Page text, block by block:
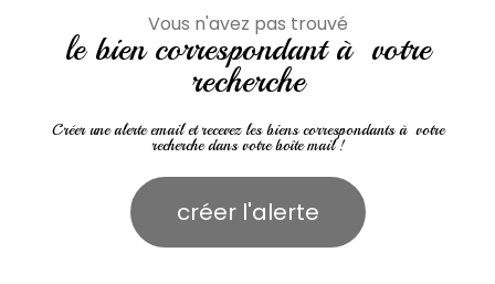
Vous n'avez pas trouvé
le bien correspondant à votre
recherche
Créer une alerte email et recevez les biens correspondants à votre
recherche dans votre boîte mail !
créer l'alerte